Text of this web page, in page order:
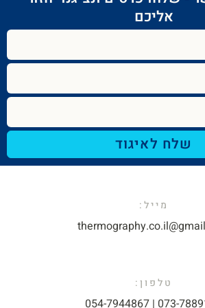
אליכם​
שלח לאיגוד
מייל:​
טלפון:
073-7889111 | 054-